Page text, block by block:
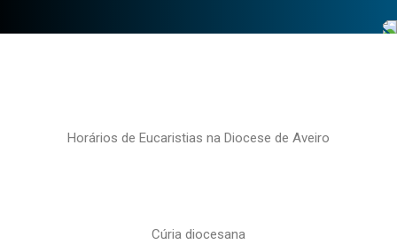
Horários de Eucaristias na Diocese de Aveiro
Cúria diocesana